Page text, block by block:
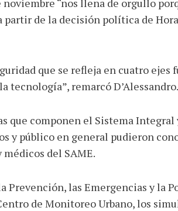
“nos llena de orgullo
partir de la decisión política de
que se refleja en cuatro ejes
tecnología”, remarcó D’Alessandro.
que componen el Sistema
y público en general pudieron
del SAME.
Prevención, las Emergencias y la
de Monitoreo Urbano, los